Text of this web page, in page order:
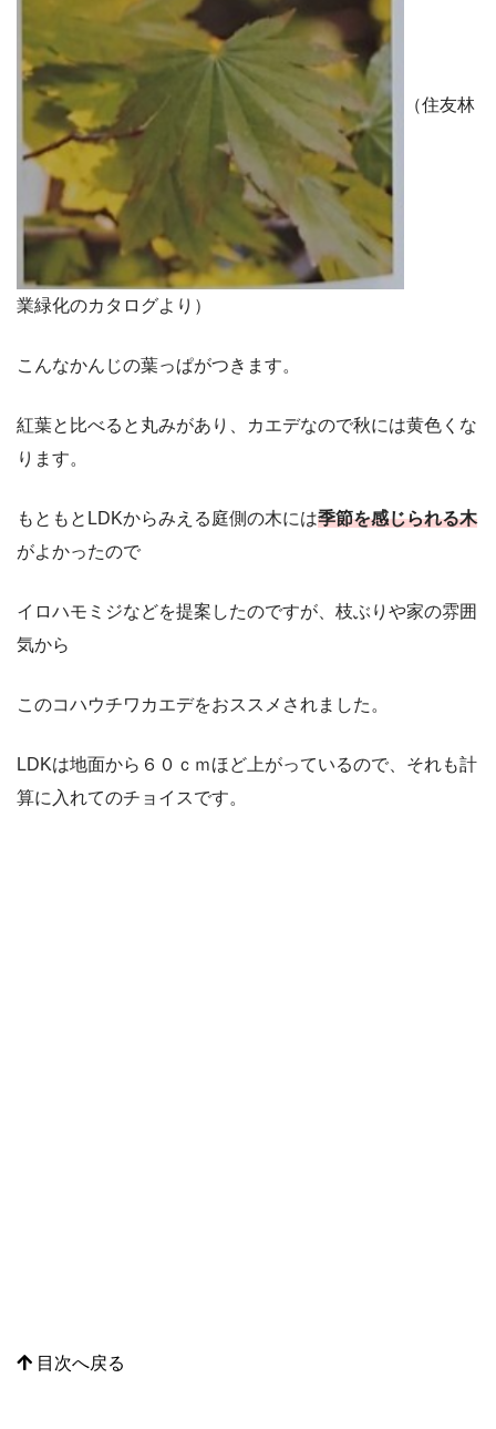
（住友林
業緑化のカタログより）
こんなかんじの葉っぱがつきます。
紅葉と比べると丸みがあり、カエデなので秋には黄色くな
ります。
もともとLDKからみえる庭側の木には季節を感じられる木
がよかったので
イロハモミジなどを提案したのですが、枝ぶりや家の雰囲
気から
このコハウチワカエデをおススメされました。
LDKは地面から６０ｃｍほど上がっているので、それも計
算に入れてのチョイスです。
目次へ戻る